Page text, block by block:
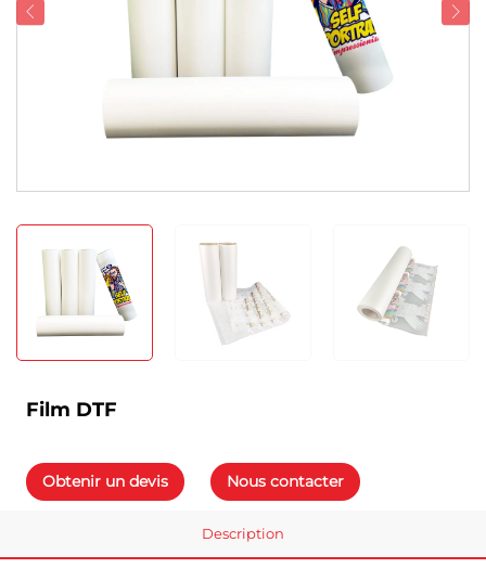
Film DTF
Obtenir un devis Nous contacter
Description